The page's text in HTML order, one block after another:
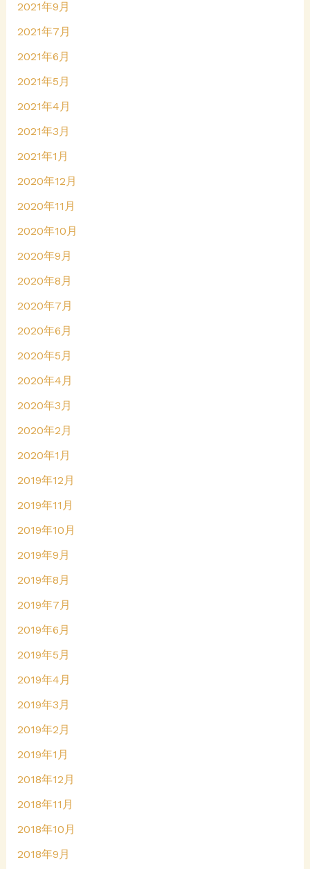
2021年9月
2021年7月
2021年6月
2021年5月
2021年4月
2021年3月
2021年1月
2020年12月
2020年11月
2020年10月
2020年9月
2020年8月
2020年7月
2020年6月
2020年5月
2020年4月
2020年3月
2020年2月
2020年1月
2019年12月
2019年11月
2019年10月
2019年9月
2019年8月
2019年7月
2019年6月
2019年5月
2019年4月
2019年3月
2019年2月
2019年1月
2018年12月
2018年11月
2018年10月
2018年9月